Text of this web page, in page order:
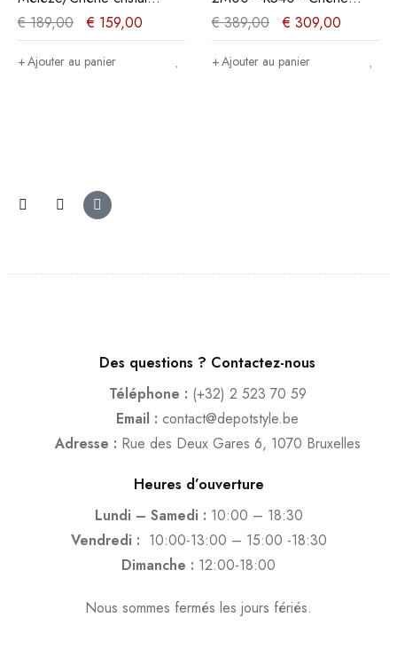
marron clair - 199x21x95cm
€189,00 € 159,00
Ajouter au panier
millénaire clair -
160x89x200cm
€389,00 € 309,00
Ajouter au panier
Des questions ? Contactez-nous
Téléphone : (+32) 2 523 70 59
Email : contact@depotstyle.be
Adresse : Rue des Deux Gares 6, 1070 Bruxelles
Heures d’ouverture
Lundi – Samedi : 10:00 – 18:30
Vendredi : 10:00-13:00 – 15:00 -18:30
Dimanche : 12:00-18:00
Nous sommes fermés les jours fériés.